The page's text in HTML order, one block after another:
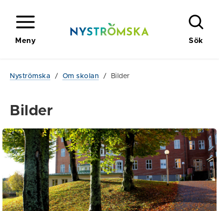
Meny Sök
Nyströmska / Om skolan / Bilder
Bilder